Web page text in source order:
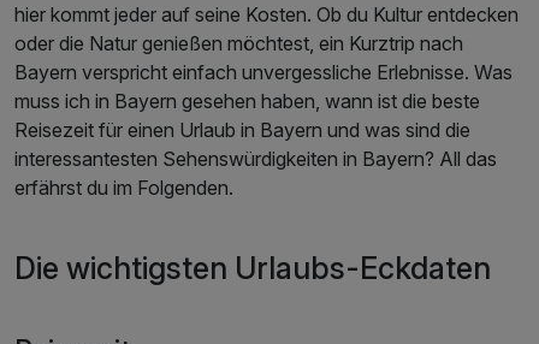
hier kommt jeder auf seine Kosten. Ob du Kultur entdecken
oder die Natur genießen möchtest, ein Kurztrip nach
Bayern verspricht einfach unvergessliche Erlebnisse. Was
muss ich in Bayern gesehen haben, wann ist die beste
Reisezeit für einen Urlaub in Bayern und was sind die
interessantesten Sehenswürdigkeiten in Bayern? All das
erfährst du im Folgenden.
Die wichtigsten Urlaubs-Eckdaten